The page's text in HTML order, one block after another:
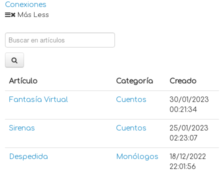
Conexiones
Más Less
Artículo Categoría Creado
Fantasía Virtual Cuentos
30/01/2023
00:21:34
Sirenas Cuentos
25/01/2023
02:23:07
Despedida Monólogos
18/12/2022
22:01:56